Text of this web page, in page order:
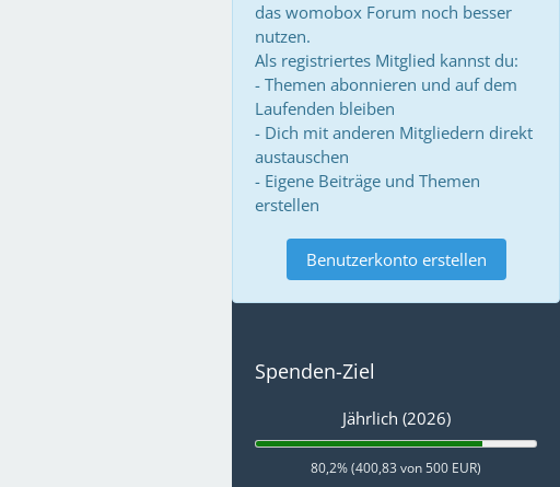
das womobox Forum noch besser
nutzen.
Als registriertes Mitglied kannst du:
- Themen abonnieren und auf dem
Laufenden bleiben
- Dich mit anderen Mitgliedern direkt
austauschen
- Eigene Beiträge und Themen
erstellen
Benutzerkonto erstellen
Spenden-Ziel
Jährlich (2026)
80,2% (400,83 von 500 EUR)